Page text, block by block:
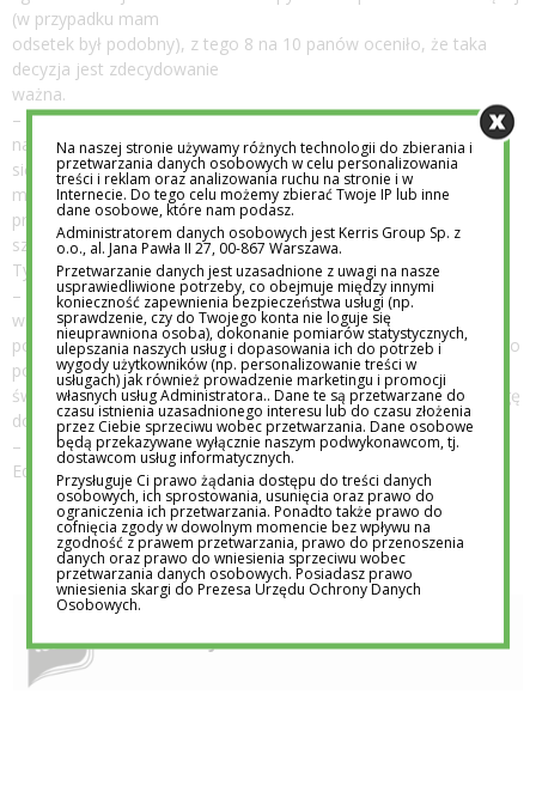
(w przypadku mam
odsetek był podobny), z tego 8 na 10 panów oceniło, że taka
decyzja jest zdecydowanie
ważna.
– Choć w sprawach edukacji to mamy grają pierwsze skrzypce, z
naszego badania wyłania
się obraz polskiego taty zaangażowanego w edukację – od
momentu poszukiwania szkoły,
przez wybór odpowiedniej placówki, aż po codzienne sprawy
szkolne – mówi Bartosz
Tymiński, Prezes Społecznego Towarzystwa Oświatowego
– Ojcowie mówią wprost o tym, jak istotny jest wybór szkoły, a
wielu z nich regularnie
poświęca czas na wspieranie dzieci w rozwoju. Takie podejście to
pozytywny sygnał,
świadczący o tym, że mężczyźni w Polsce przywiązują dużą wagę
do edukacji swoich dzieci
– dodaje Mateusz Krajewski, Prezes Związku Pracodawców
Edukacji.
REDAKCJA EDUTORIAL.PL
Na naszej stronie używamy różnych technologii do zbierania i
przetwarzania danych osobowych w celu personalizowania
treści i reklam oraz analizowania ruchu na stronie i w
Internecie. Do tego celu możemy zbierać Twoje IP lub inne
dane osobowe, które nam podasz.
Administratorem danych osobowych jest Kerris Group Sp. z
o.o., al. Jana Pawła II 27, 00-867 Warszawa.
Przetwarzanie danych jest uzasadnione z uwagi na nasze
usprawiedliwione potrzeby, co obejmuje między innymi
konieczność zapewnienia bezpieczeństwa usługi (np.
sprawdzenie, czy do Twojego konta nie loguje się
nieuprawniona osoba), dokonanie pomiarów statystycznych,
ulepszania naszych usług i dopasowania ich do potrzeb i
wygody użytkowników (np. personalizowanie treści w
usługach) jak również prowadzenie marketingu i promocji
własnych usług Administratora.. Dane te są przetwarzane do
czasu istnienia uzasadnionego interesu lub do czasu złożenia
przez Ciebie sprzeciwu wobec przetwarzania. Dane osobowe
będą przekazywane wyłącznie naszym podwykonawcom, tj.
dostawcom usług informatycznych.
Przysługuje Ci prawo żądania dostępu do treści danych
osobowych, ich sprostowania, usunięcia oraz prawo do
ograniczenia ich przetwarzania. Ponadto także prawo do
cofnięcia zgody w dowolnym momencie bez wpływu na
zgodność z prawem przetwarzania, prawo do przenoszenia
danych oraz prawo do wniesienia sprzeciwu wobec
przetwarzania danych osobowych. Posiadasz prawo
wniesienia skargi do Prezesa Urzędu Ochrony Danych
Osobowych.